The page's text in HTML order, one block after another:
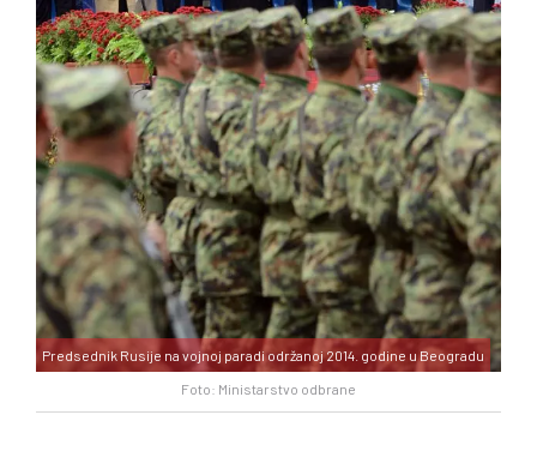
Foto: Ministarstvo odbrane
Predsednik Rusije na vojnoj paradi održanoj 2014. godine u Beogradu